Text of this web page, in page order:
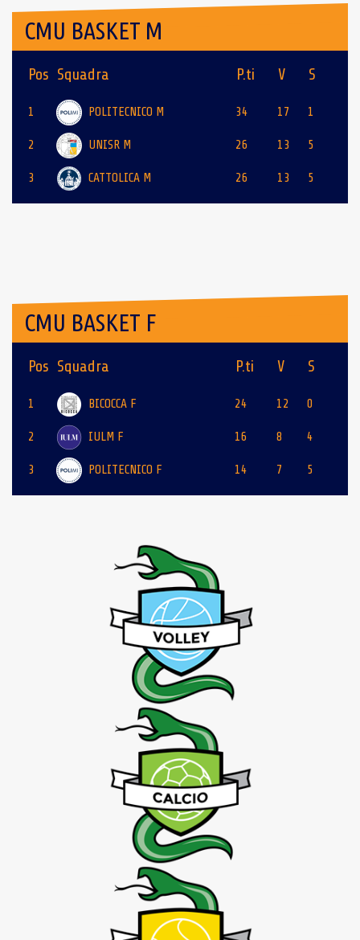
CMU BASKET M
Pos Squadra P.ti V S
1 POLITECNICO M 34 17 1
2 UNISR M 26 13 5
3 CATTOLICA M 26 13 5
CMU BASKET F
Pos Squadra P.ti V S
1 BICOCCA F 24 12 0
2 IULM F 16 8 4
3 POLITECNICO F 14 7 5